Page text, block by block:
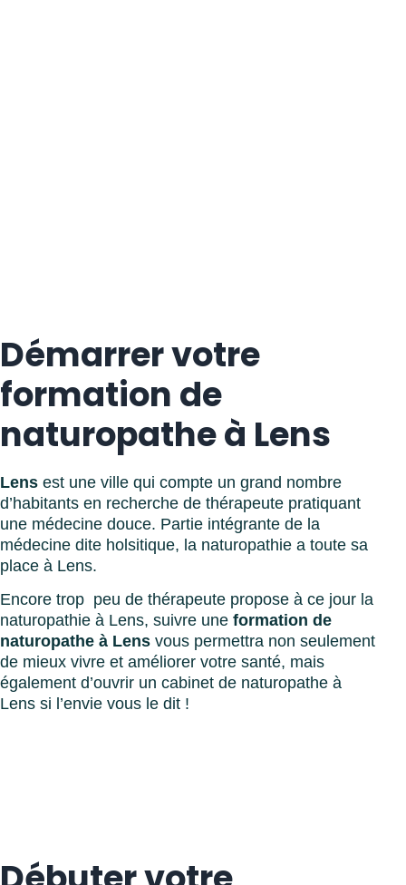
Démarrer votre
formation de
naturopathe à Lens
Lens est une ville qui compte un grand nombre
d’habitants en recherche de thérapeute pratiquant
une médecine douce. Partie intégrante de la
médecine dite holsitique, la naturopathie a toute sa
place à Lens.
Encore trop peu de thérapeute propose à ce jour la
naturopathie à Lens, suivre une formation de
naturopathe à Lens vous permettra non seulement
de mieux vivre et améliorer votre santé, mais
également d’ouvrir un cabinet de naturopathe à
Lens si l’envie vous le dit !